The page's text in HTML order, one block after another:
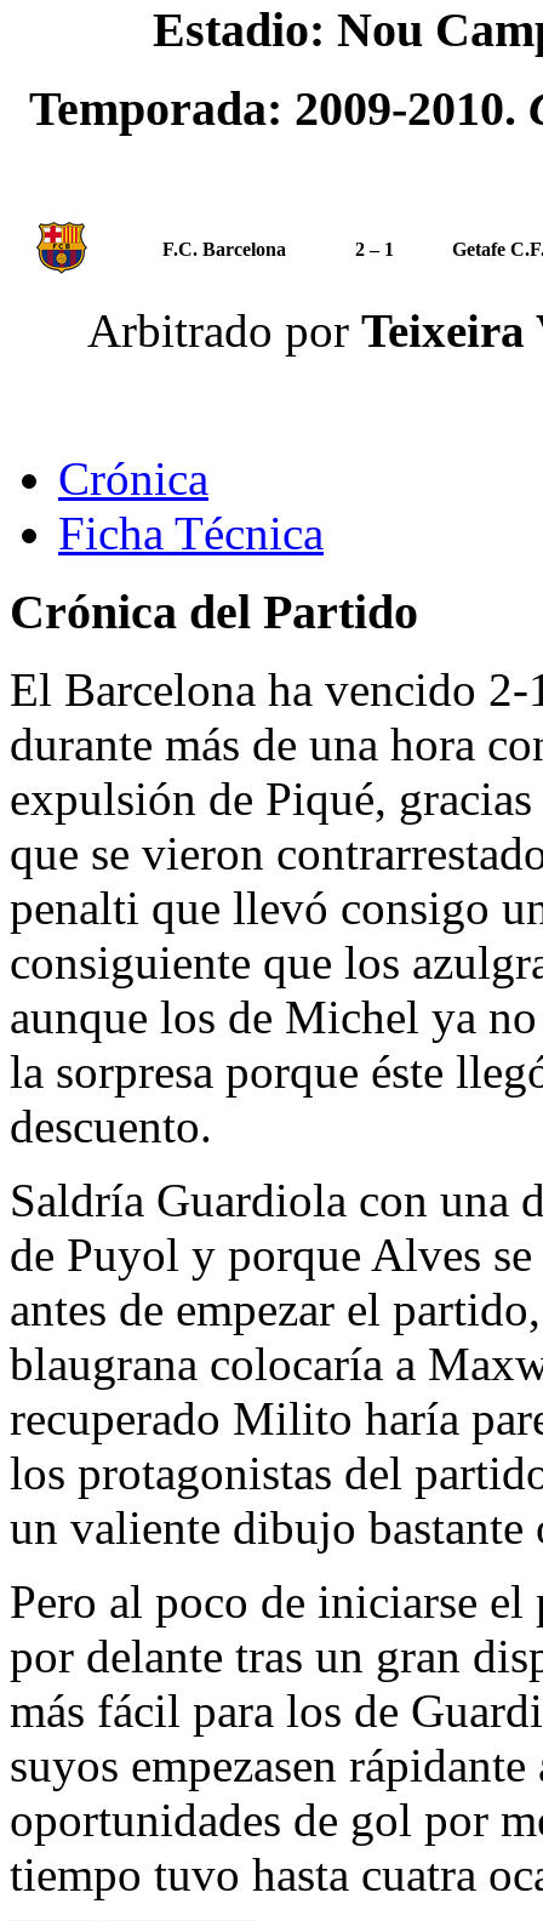
Estadio: Nou
Temporada: 2009-2010.
F.C. Barcelona 2 – 1 Getafe
Arbitrado por Teixeira
Crónica
Ficha Técnica
Crónica del Partido
El Barcelona ha vencido 2-
durante más de una hora
expulsión de Piqué,
que se vieron
penalti que llevó consigo
consiguiente que los
aunque los de Michel ya
la sorpresa porque éste
descuento.
Saldría Guardiola con una
de Puyol y porque Alves
antes de empezar el
blaugrana colocaría a
recuperado Milito haría
los protagonistas del
un valiente dibujo bastante
Pero al poco de iniciarse
por delante tras un gran
más fácil para los de
suyos empezasen
oportunidades de gol por
tiempo tuvo hasta cuatra